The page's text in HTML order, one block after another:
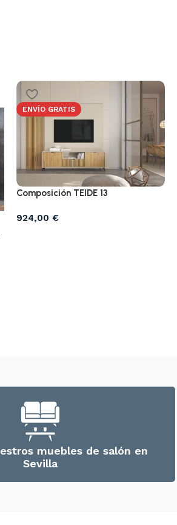
ENVÍO GRATIS
Composición TEIDE 13
924,00€
muebles de salón en
Sevilla